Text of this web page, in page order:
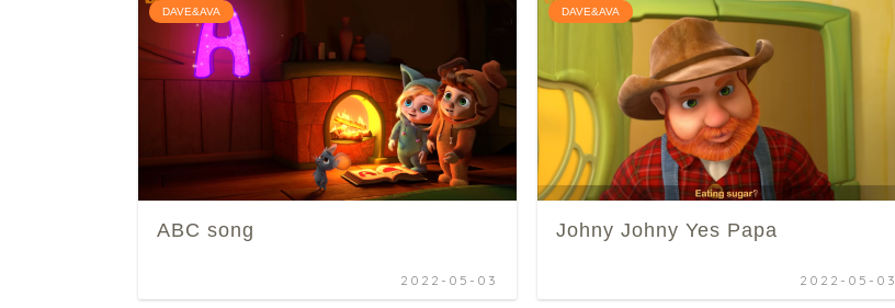
DAVE&AVA
ABC song
2022-05-03
DAVE&AVA
Johny Johny Yes Papa
2022-05-03